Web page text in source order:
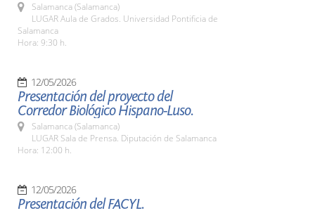
Salamanca (Salamanca)
LUGAR Aula de Grados. Universidad Pontificia de
Salamanca
Hora: 9:30 h.
12/05/2026
Presentación del proyecto del
Corredor Biológico Hispano-Luso.
Salamanca (Salamanca)
LUGAR Sala de Prensa. Diputación de Salamanca
Hora: 12:00 h.
12/05/2026
Presentación del FACYL.